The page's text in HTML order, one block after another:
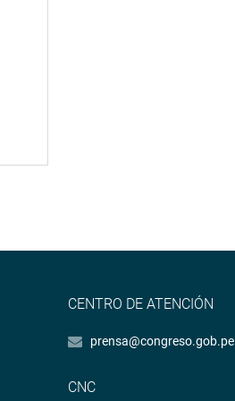
CENTRO DE ATENCIÓN
prensa@congreso.gob.pe
CNC